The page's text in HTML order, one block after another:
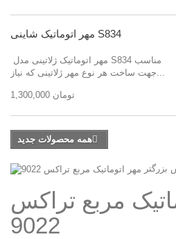
مهر اتوماتیک شاینی S834
جهت ساخت هر نوع مهر ژلاتینی که نیاز...
1,300,000 تومان
همه محصولات جدید
بزرگتر
مربع تراکس
9022